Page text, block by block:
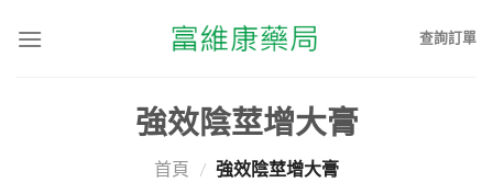
查詢訂單
強效陰莖增大膏
首頁 / 強效陰莖增大膏